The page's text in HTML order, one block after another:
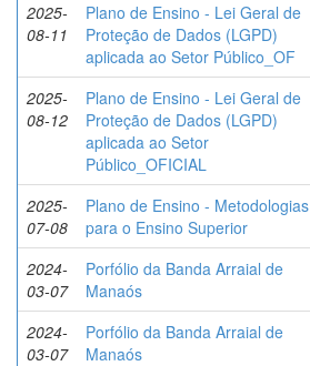
2025-
08-11
Plano de Ensino - Lei Geral de
Proteção de Dados (LGPD)
aplicada ao Setor Público_OF
2025-
08-12
Plano de Ensino - Lei Geral de
Proteção de Dados (LGPD)
aplicada ao Setor
Público_OFICIAL
2025-
07-08
Plano de Ensino - Metodologias
para o Ensino Superior
2024-
03-07
Porfólio da Banda Arraial de
Manaós
2024-
03-07
Porfólio da Banda Arraial de
Manaós